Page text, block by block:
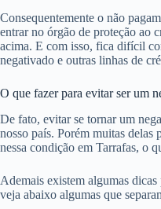
Consequentemente o não
entrar no órgão de proteção ao
acima. E com isso, fica difícil
negativado e outras linhas de
O que fazer para evitar ser um
De fato, evitar se tornar um
nosso país. Porém muitas delas
nessa condição em Tarrafas, o
Ademais existem algumas
veja abaixo algumas que